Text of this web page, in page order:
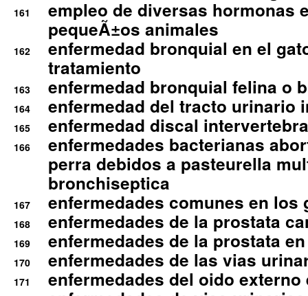
161
empleo de diversas hormonas
pequeÃ±os animales
162
enfermedad bronquial en el
tratamiento
163 enfermedad bronquial felina o
164 enfermedad del tracto urinario
165 enfermedad discal
166
enfermedades bacterianas
perra debidos a pasteurella
bronchiseptica
167 enfermedades comunes en los
168 enfermedades de la prostata
169 enfermedades de la prostata
170 enfermedades de las vias
171 enfermedades del oido